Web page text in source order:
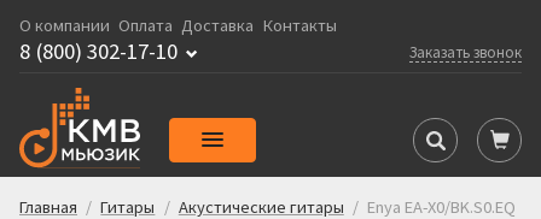
О компании Оплата Доставка Контакты
Заказать звонок
8 (800) 302-17-10
Главная / Гитары / Акустические гитары / Enya EA-X0/BK.S0.EQ